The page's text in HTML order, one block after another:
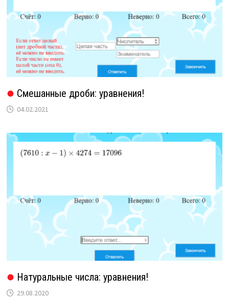
Смешанные дроби: уравнения!
04.02.2021
Натуральные числа: уравнения!
29.08.2020